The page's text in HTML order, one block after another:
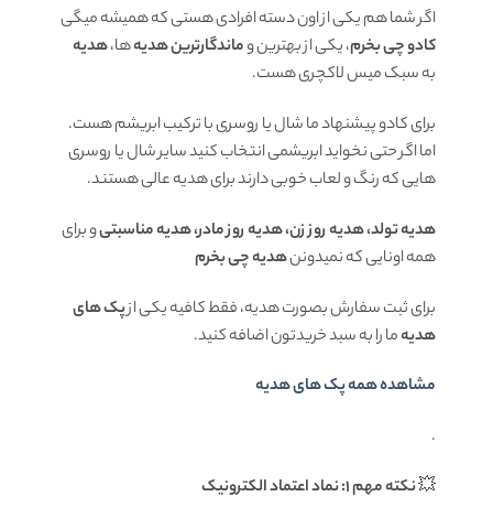
اگر شما هم یکی از اون دسته افرادی هستی که همیشه میگی
کادو چی بخرم، یکی از بهترین وماندگارترین هدیهها،هدیه
به سبک میس لاکچری هست.
برای کادو پیشنهاد ما شال یا روسری با ترکیب ابریشم هست.
اما اگر حتی نخواید ابریشمی انتخاب کنید سایر شال یا روسری
هایی که رنگ و لعاب خوبی دارند برای هدیه عالی هستند.
هدیه تولد، هدیه روز زن، هدیه روز مادر، هدیه مناسبتیو برای
همه اونایی که نمیدوننهدیه چی بخرم
برای ثبت سفارش بصورت هدیه، فقط کافیه یکی ازپک های
هدیهما را به سبد خریدتون اضافه کنید.
مشاهده همه پک های هدیه
.
💥نکته مهم 1: نماد اعتماد الکترونیک